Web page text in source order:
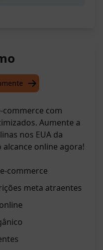
commerce com
Aumente a
nos EUA da
online agora!
commerce
meta atraentes